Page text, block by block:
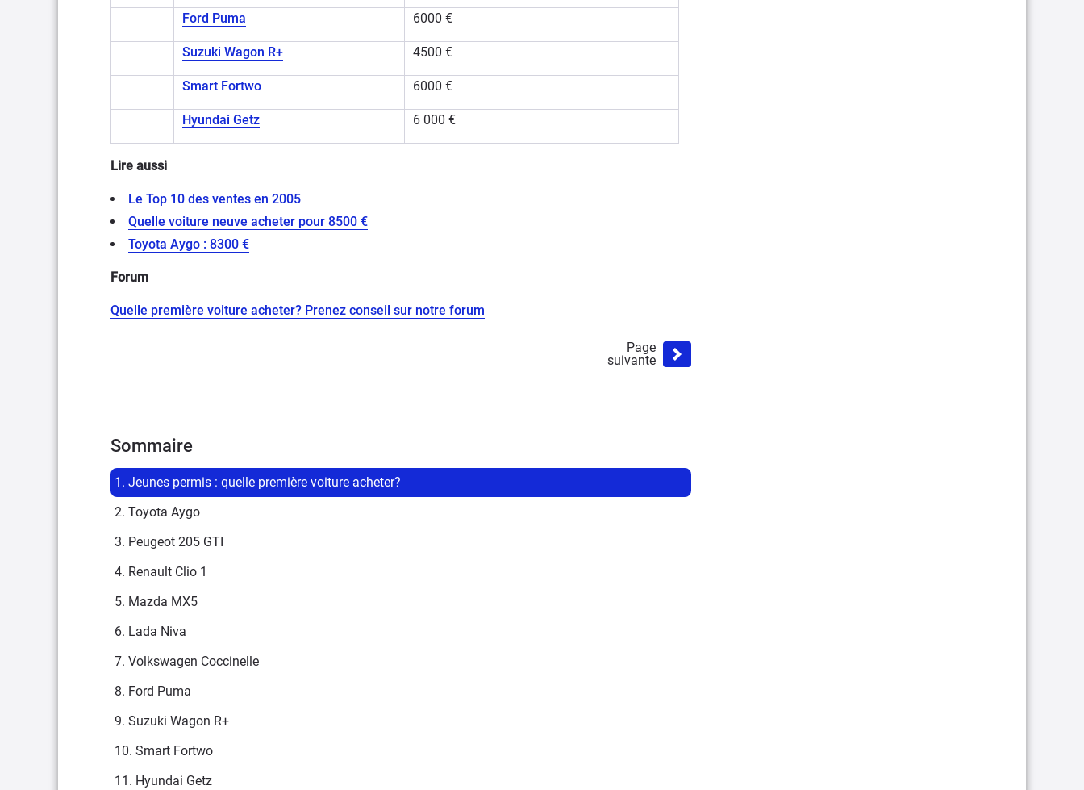
Ford Puma 6000 €
Suzuki Wagon R+ 4500 €
Smart Fortwo 6000 €
Hyundai Getz 6 000 €
Lire aussi
Le Top 10 des ventes en 2005
Quelle voiture neuve acheter pour 8500 €
Toyota Aygo : 8300 €
Forum
Quelle première voiture acheter? Prenez conseil sur notre forum
Page
suivante
Sommaire
1. Jeunes permis : quelle première voiture acheter?
2. Toyota Aygo
3. Peugeot 205 GTI
4. Renault Clio 1
5. Mazda MX5
6. Lada Niva
7. Volkswagen Coccinelle
8. Ford Puma
9. Suzuki Wagon R+
10. Smart Fortwo
11. Hyundai Getz